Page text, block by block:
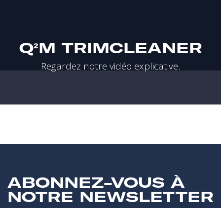
Q²M TRIMCLEANER
Regardez notre vidéo explicative.
ABONNEZ-VOUS À
NOTRE NEWSLETTER